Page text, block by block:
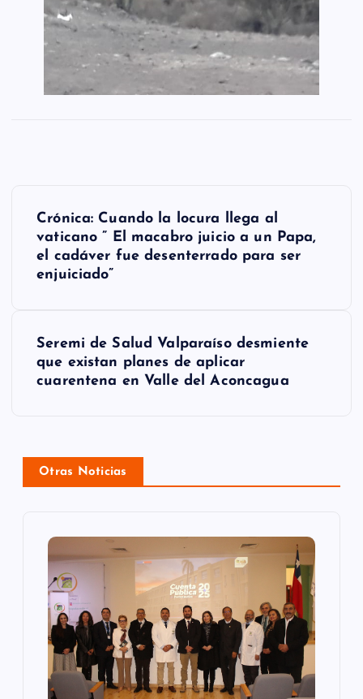
ó
n
Crónica: Cuando la locura llega al
vaticano ” El macabro juicio a un Papa,
el cadáver fue desenterrado para ser
enjuiciado”
Seremi de Salud Valparaíso desmiente
que existan planes de aplicar
cuarentena en Valle del Aconcagua
Otras Noticias